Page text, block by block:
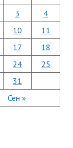
Сен »
3
4
10
11
17
18
24
25
31